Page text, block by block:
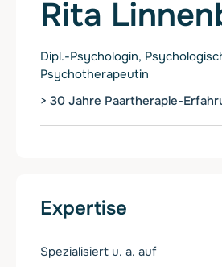
Rita
Dipl.-Psychologin,
Psychotherapeutin
> 30 Jahre Paartherapie-
Expertise
Spezialisiert u. a. auf